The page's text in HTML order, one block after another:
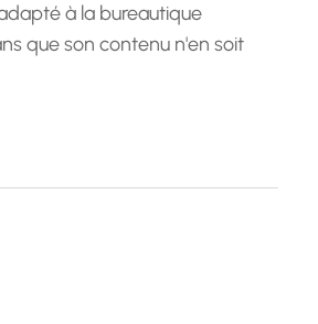
à la bureautique
que son contenu n'en soit